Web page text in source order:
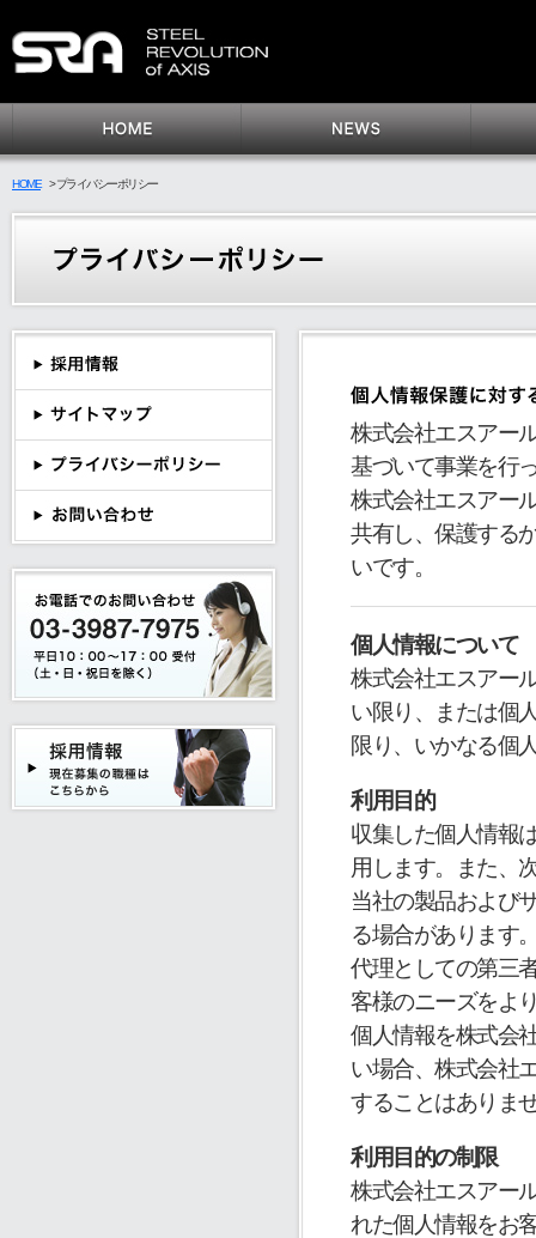
HOME >プライバシーポリシー
株式会社エスアー
基づいて事業を行
株式会社エスアー
共有し、保護する
いです。
個人情報について
株式会社エスアー
い限り、または個
限り、いかなる個
利用目的
収集した個人情報
用します。また、
当社の製品および
る場合があります
代理としての第三
客様のニーズをよ
個人情報を株式会
い場合、株式会社
することはありま
利用目的の制限
株式会社エスアー
れた個人情報をお